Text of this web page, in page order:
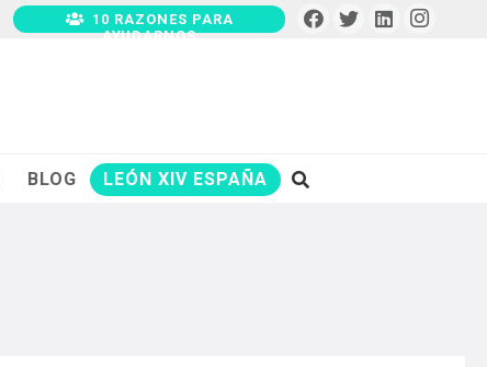
10 RAZONES PARA
AYUDARNOS
BLOG LEÓN XIV ESPAÑA